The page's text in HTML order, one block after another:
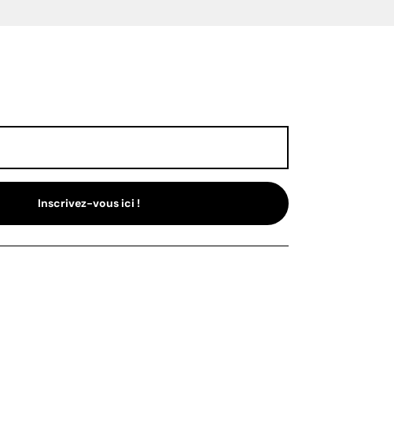
Inscrivez-vous ici !